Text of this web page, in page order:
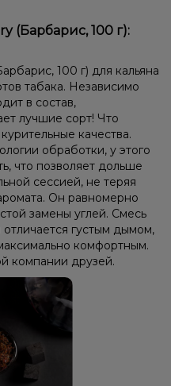
(Барбарис, 100 г):
100 г) для кальяна
табака. Независимо
в состав,
лучшие сорт! Что
качества.
обработки, у этого
что позволяет дольше
сессией, не теряя
Он равномерно
замены углей. Смесь
густым дымом,
комфортным.
компании друзей.